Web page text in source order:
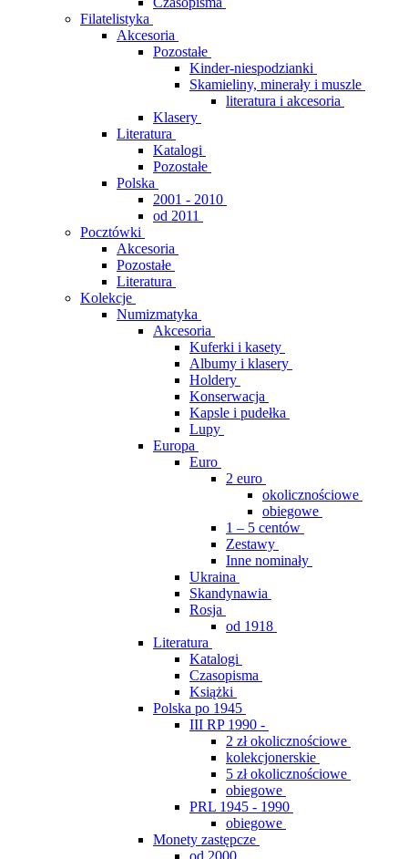
Filatelistyka
Akcesoria
Pozostałe
Kinder-niespodzianki
Skamieliny, minerały i muszle
literatura i akcesoria
Klasery
Literatura
Katalogi
Pozostałe
Polska
2001 - 2010
od 2011
Pocztówki
Akcesoria
Pozostałe
Literatura
Kolekcje
Numizmatyka
Akcesoria
Kuferki i kasety
Albumy i klasery
Holdery
Konserwacja
Kapsle i pudełka
Lupy
Europa
Euro
2 euro
okolicznościowe
obiegowe
1 – 5 centów
Zestawy
Inne nominały
Ukraina
Skandynawia
Rosja
od 1918
Literatura
Katalogi
Czasopisma
Książki
Polska po 1945
III RP 1990 -
2 zł okolicznościowe
kolekcjonerskie
5 zł okolicznościowe
obiegowe
PRL 1945 - 1990
obiegowe
Monety zastępcze
od 2000